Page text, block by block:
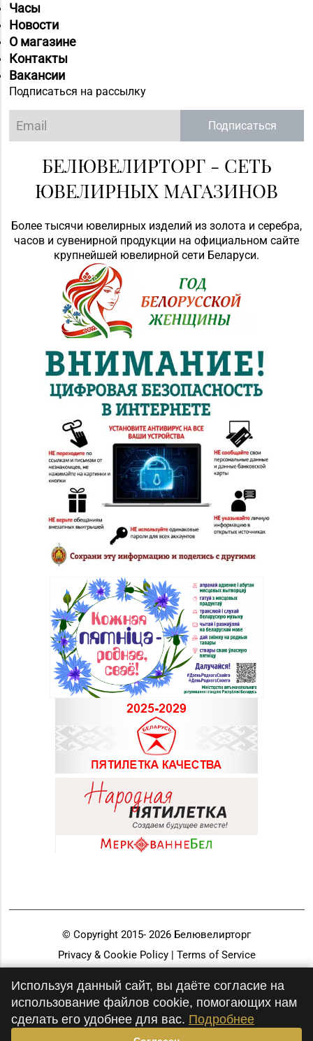
Часы
Новости
О магазине
Контакты
Вакансии
Подписаться на рассылку
Подписаться
БЕЛЮВЕЛИРТОРГ - СЕТЬ
ЮВЕЛИРНЫХ МАГАЗИНОВ
Более тысячи ювелирных изделий из золота и серебра,
часов и сувенирной продукции на официальном сайте
крупнейшей ювелирной сети Беларуси.
© Copyright 2015- 2026 Белювелирторг
Privacy & Cookie Policy | Terms of Service
Используя данный сайт, вы даёте согласие на
использование файлов cookie, помогающих нам
сделать его удобнее для вас. Подробнее